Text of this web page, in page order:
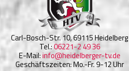
Carl-Bosch-Str. 10, 69115 Heidelberg
Tel.:06221-2 49 36
E-Mail:info@heidelberger-tv.de
Geschäftszeiten: Mo.-Fr. 9-12 Uhr